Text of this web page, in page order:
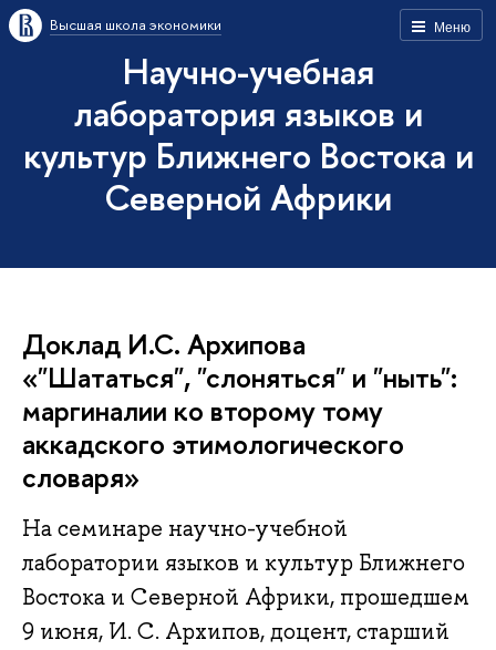
Меню
Высшая школа экономики
Научно-учебная
лаборатория языков и
культур Ближнего Востока и
Северной Африки
Доклад И.С. Архипова
«"Шататься", "слоняться" и "ныть":
маргиналии ко второму тому
аккадского этимологического
словаря»
На семинаре научно-учебной
лаборатории языков и культур Ближнего
Востока и Северной Африки, прошедшем
9 июня, И. С. Архипов, доцент, старший